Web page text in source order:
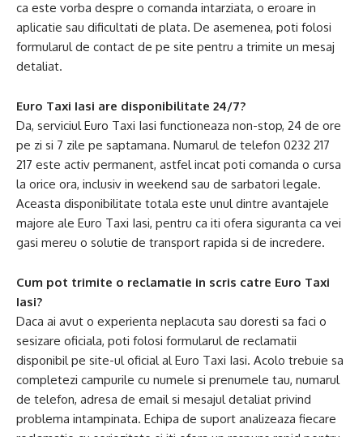
ca este vorba despre o comanda intarziata, o eroare in
aplicatie sau dificultati de plata. De asemenea, poti folosi
formularul de contact de pe site pentru a trimite un mesaj
detaliat.
Euro Taxi Iasi are disponibilitate 24/7?
Da, serviciul Euro Taxi Iasi functioneaza non-stop, 24 de ore
pe zi si 7 zile pe saptamana. Numarul de telefon 0232 217
217 este activ permanent, astfel incat poti comanda o cursa
la orice ora, inclusiv in weekend sau de sarbatori legale.
Aceasta disponibilitate totala este unul dintre avantajele
majore ale Euro Taxi Iasi, pentru ca iti ofera siguranta ca vei
gasi mereu o solutie de transport rapida si de incredere.
Cum pot trimite o reclamatie in scris catre Euro Taxi
Iasi?
Daca ai avut o experienta neplacuta sau doresti sa faci o
sesizare oficiala, poti folosi formularul de reclamatii
disponibil pe site-ul oficial al Euro Taxi Iasi. Acolo trebuie sa
completezi campurile cu numele si prenumele tau, numarul
de telefon, adresa de email si mesajul detaliat privind
problema intampinata. Echipa de suport analizeaza fiecare